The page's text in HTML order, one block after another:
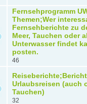
Fernsehprogramm
Themen;Wer
Fernsehberichte zu
Meer, Tauchen oder
Unterwasser findet
posten.
46
Urlaubsreisen (auch
Tauchen)
32